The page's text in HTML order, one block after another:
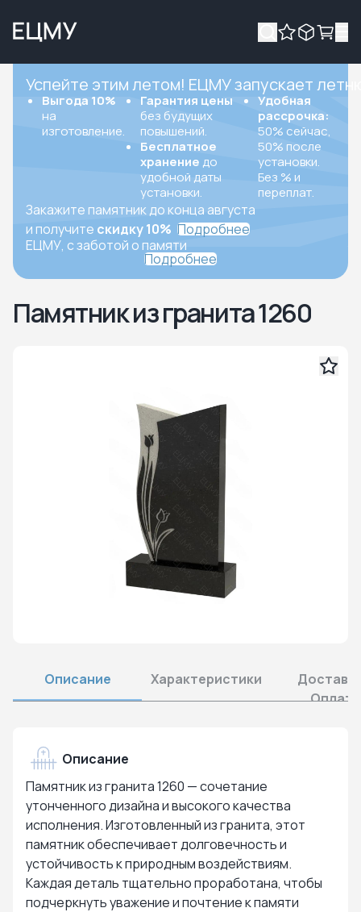
Успейте этим летом! ЕЦМУ запускает
Выгода 10%
на
изготовление.
Гарантия цены
без будущих
повышений.
Бесплатное
хранение до
удобной даты
установки.
Удобная
рассрочка:
50% сейчас,
50% после
установки.
Без % и
переплат.
Закажите памятник до конца августа
и получите скидку 10% Подробнее
ЕЦМУ, с заботой о памяти
Подробнее
Памятник из гранита 1260
Описание Характеристики
Оплата
Описание
Памятник из гранита 1260 — сочетание
утонченного дизайна и высокого качества
исполнения. Изготовленный из гранита, этот
памятник обеспечивает долговечность и
устойчивость к природным воздействиям.
Каждая деталь тщательно проработана, чтобы
подчеркнуть уважение и почтение к памяти